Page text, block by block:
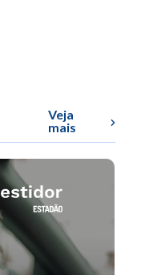
Veja
mais